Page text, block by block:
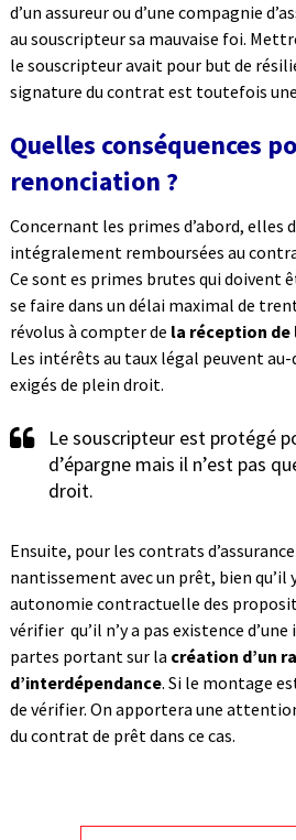
d’un assureur ou d’une compagnie
au souscripteur sa mauvaise foi.
le souscripteur avait pour but de
signature du contrat est toutefois une
Quelles conséquences
renonciation ?
Concernant les primes d’abord, elles
intégralement remboursées au
Ce sont es primes brutes qui doivent
se faire dans un délai maximal de
révolus à compter de la réception
Les intérêts au taux légal peuvent
exigés de plein droit.
Le souscripteur est protégé
d’épargne mais il n’est pas
droit.
Ensuite, pour les contrats
nantissement avec un prêt, bien qu’il
autonomie contractuelle des
vérifier qu’il n’y a pas existence
partes portant sur la création d’un
d’interdépendance. Si le montage
de vérifier. On apportera une
du contrat de prêt dans ce cas.